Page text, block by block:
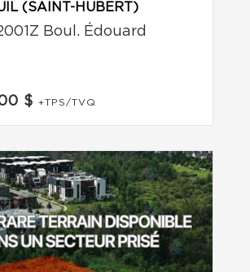
(SAINT-HUBERT)
Boul. Édouard
$ +TPS/TVQ